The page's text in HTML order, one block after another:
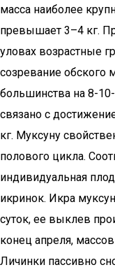
масса наиболее
превышает 3–4 кг.
уловах возрастные
созревание обского
большинства на 8-
связано с
кг. Муксуну
полового цикла.
индивидуальная
икринок. Икра
суток, ее выклев
конец апреля,
Личинки пассивно